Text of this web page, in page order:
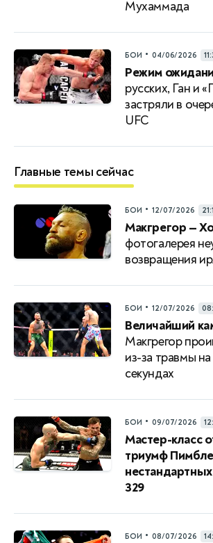
Мухаммада
БОИ • 04/06/2026
Режим
русских, Ган и
застряли в
UFC
Главные темы сейчас
БОИ • 12/07/2026
Макгрегор —
фотогалерея
возвращения
БОИ • 12/07/2026
Величайший
Макгрегор
из-за травмы
секундах
БОИ • 09/07/2026
Мастер-класс
триумф
нестандартных
329
БОИ • 08/07/2026